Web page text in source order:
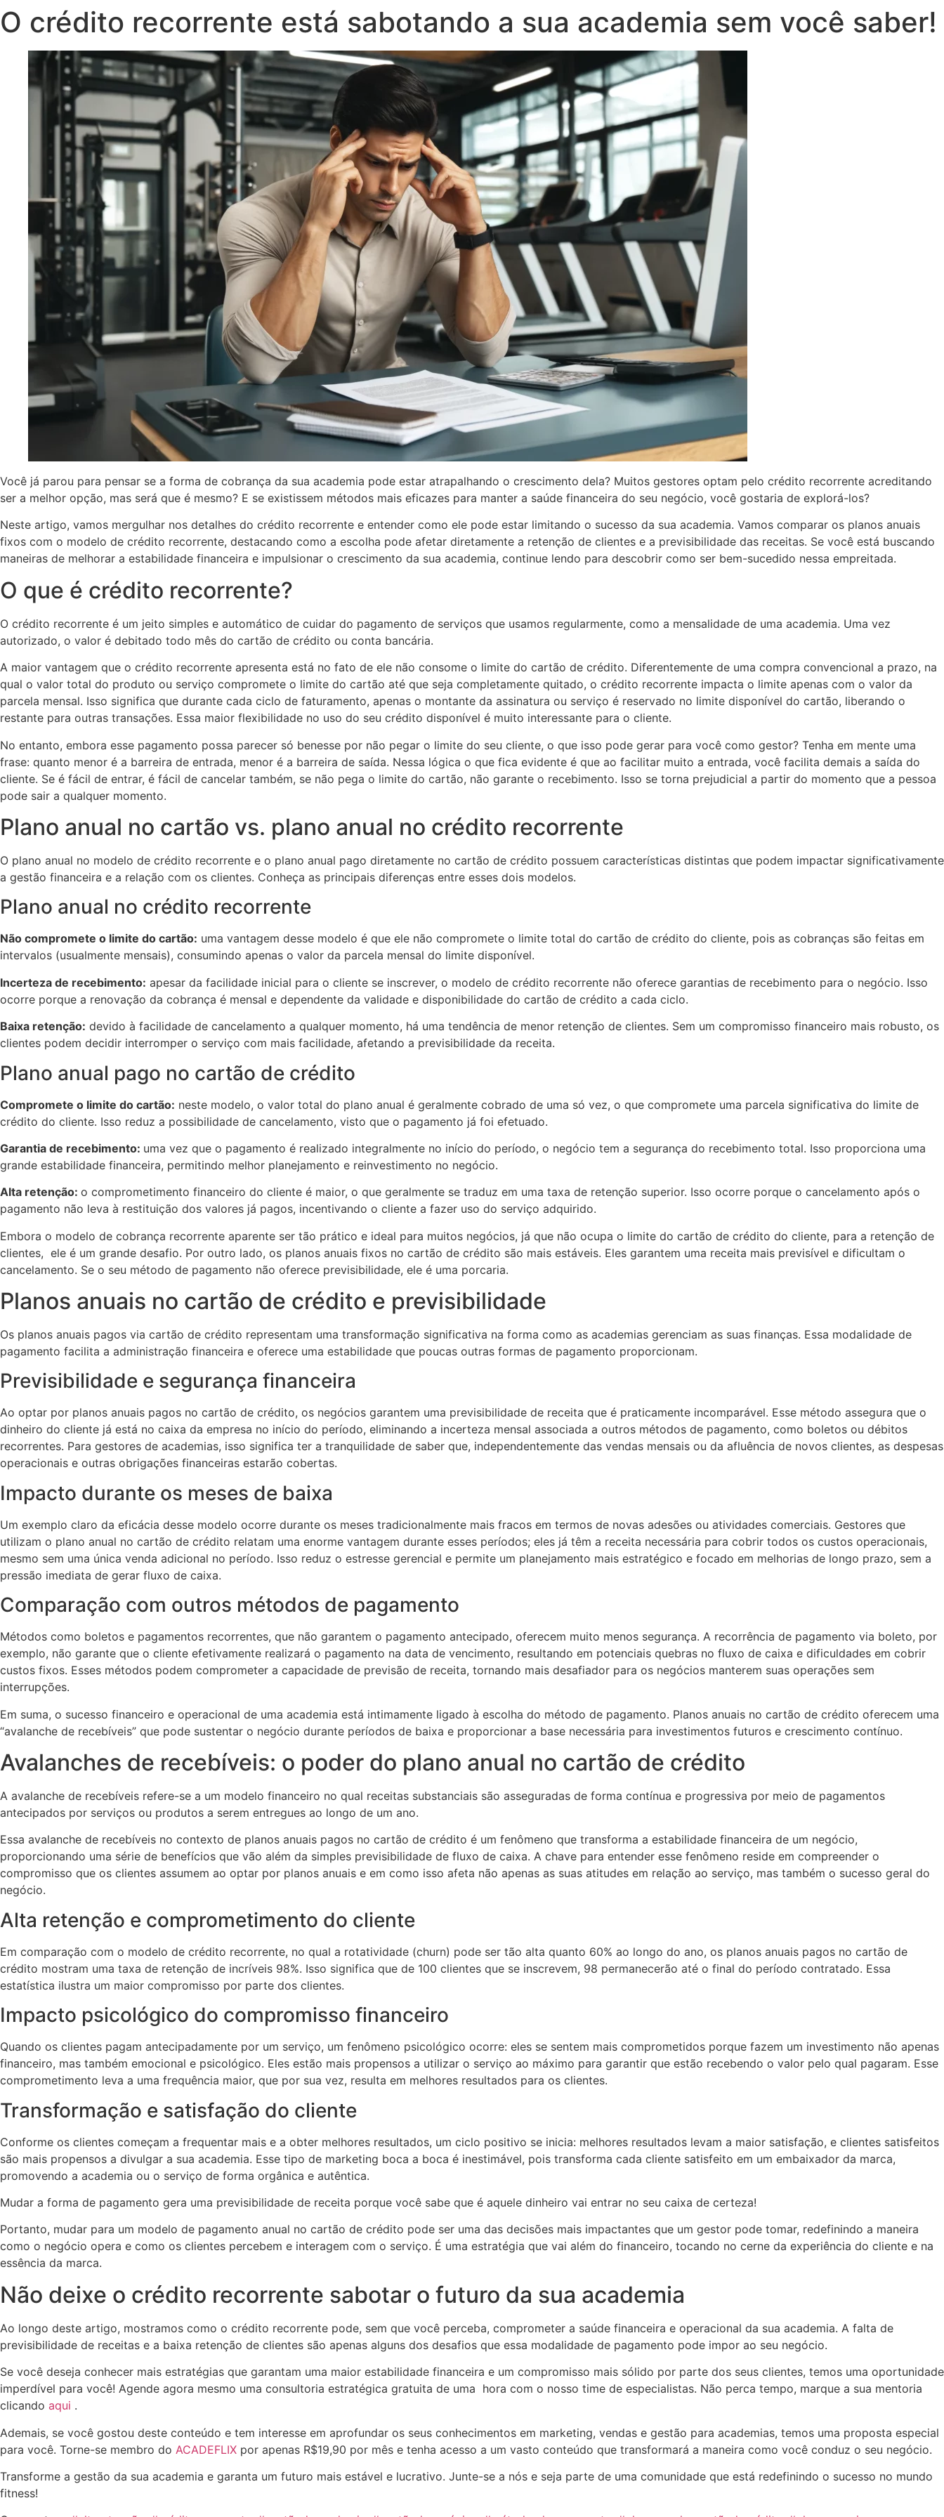
O crédito recorrente está sabotando a sua academia sem você saber!
Você já parou para pensar se a forma de cobrança da sua academia pode estar atrapalhando o crescimento dela? Muitos gestores optam pelo crédito recorrente acreditando
ser a melhor opção, mas será que é mesmo? E se existissem métodos mais eficazes para manter a saúde financeira do seu negócio, você gostaria de explorá-los?
Neste artigo, vamos mergulhar nos detalhes do crédito recorrente e entender como ele pode estar limitando o sucesso da sua academia. Vamos comparar os planos anuais
fixos com o modelo de crédito recorrente, destacando como a escolha pode afetar diretamente a retenção de clientes e a previsibilidade das receitas. Se você está buscando
maneiras de melhorar a estabilidade financeira e impulsionar o crescimento da sua academia, continue lendo para descobrir como ser bem-sucedido nessa empreitada.
O que é crédito recorrente?
O crédito recorrente é um jeito simples e automático de cuidar do pagamento de serviços que usamos regularmente, como a mensalidade de uma academia. Uma vez
autorizado, o valor é debitado todo mês do cartão de crédito ou conta bancária.
A maior vantagem que o crédito recorrente apresenta está no fato de ele não consome o limite do cartão de crédito. Diferentemente de uma compra convencional a prazo, na
qual o valor total do produto ou serviço compromete o limite do cartão até que seja completamente quitado, o crédito recorrente impacta o limite apenas com o valor da
parcela mensal. Isso significa que durante cada ciclo de faturamento, apenas o montante da assinatura ou serviço é reservado no limite disponível do cartão, liberando o
restante para outras transações. Essa maior flexibilidade no uso do seu crédito disponível é muito interessante para o cliente.
No entanto, embora esse pagamento possa parecer só benesse por não pegar o limite do seu cliente, o que isso pode gerar para você como gestor? Tenha em mente uma
frase: quanto menor é a barreira de entrada, menor é a barreira de saída. Nessa lógica o que fica evidente é que ao facilitar muito a entrada, você facilita demais a saída do
cliente. Se é fácil de entrar, é fácil de cancelar também, se não pega o limite do cartão, não garante o recebimento. Isso se torna prejudicial a partir do momento que a pessoa
pode sair a qualquer momento.
Plano anual no cartão vs. plano anual no crédito recorrente
O plano anual no modelo de crédito recorrente e o plano anual pago diretamente no cartão de crédito possuem características distintas que podem impactar significativamente
a gestão financeira e a relação com os clientes. Conheça as principais diferenças entre esses dois modelos.
Plano anual no crédito recorrente
Não compromete o limite do cartão: uma vantagem desse modelo é que ele não compromete o limite total do cartão de crédito do cliente, pois as cobranças são feitas em
intervalos (usualmente mensais), consumindo apenas o valor da parcela mensal do limite disponível.
Incerteza de recebimento: apesar da facilidade inicial para o cliente se inscrever, o modelo de crédito recorrente não oferece garantias de recebimento para o negócio. Isso
ocorre porque a renovação da cobrança é mensal e dependente da validade e disponibilidade do cartão de crédito a cada ciclo.
Baixa retenção: devido à facilidade de cancelamento a qualquer momento, há uma tendência de menor retenção de clientes. Sem um compromisso financeiro mais robusto, os
clientes podem decidir interromper o serviço com mais facilidade, afetando a previsibilidade da receita.
Plano anual pago no cartão de crédito
Compromete o limite do cartão: neste modelo, o valor total do plano anual é geralmente cobrado de uma só vez, o que compromete uma parcela significativa do limite de
crédito do cliente. Isso reduz a possibilidade de cancelamento, visto que o pagamento já foi efetuado.
Garantia de recebimento: uma vez que o pagamento é realizado integralmente no início do período, o negócio tem a segurança do recebimento total. Isso proporciona uma
grande estabilidade financeira, permitindo melhor planejamento e reinvestimento no negócio.
Alta retenção: o comprometimento financeiro do cliente é maior, o que geralmente se traduz em uma taxa de retenção superior. Isso ocorre porque o cancelamento após o
pagamento não leva à restituição dos valores já pagos, incentivando o cliente a fazer uso do serviço adquirido.
Embora o modelo de cobrança recorrente aparente ser tão prático e ideal para muitos negócios, já que não ocupa o limite do cartão de crédito do cliente, para a retenção de
clientes, ele é um grande desafio. Por outro lado, os planos anuais fixos no cartão de crédito são mais estáveis. Eles garantem uma receita mais previsível e dificultam o
cancelamento. Se o seu método de pagamento não oferece previsibilidade, ele é uma porcaria.
Planos anuais no cartão de crédito e previsibilidade
Os planos anuais pagos via cartão de crédito representam uma transformação significativa na forma como as academias gerenciam as suas finanças. Essa modalidade de
pagamento facilita a administração financeira e oferece uma estabilidade que poucas outras formas de pagamento proporcionam.
Previsibilidade e segurança financeira
Ao optar por planos anuais pagos no cartão de crédito, os negócios garantem uma previsibilidade de receita que é praticamente incomparável. Esse método assegura que o
dinheiro do cliente já está no caixa da empresa no início do período, eliminando a incerteza mensal associada a outros métodos de pagamento, como boletos ou débitos
recorrentes. Para gestores de academias, isso significa ter a tranquilidade de saber que, independentemente das vendas mensais ou da afluência de novos clientes, as despesas
operacionais e outras obrigações financeiras estarão cobertas.
Impacto durante os meses de baixa
Um exemplo claro da eficácia desse modelo ocorre durante os meses tradicionalmente mais fracos em termos de novas adesões ou atividades comerciais. Gestores que
utilizam o plano anual no cartão de crédito relatam uma enorme vantagem durante esses períodos; eles já têm a receita necessária para cobrir todos os custos operacionais,
mesmo sem uma única venda adicional no período. Isso reduz o estresse gerencial e permite um planejamento mais estratégico e focado em melhorias de longo prazo, sem a
pressão imediata de gerar fluxo de caixa.
Comparação com outros métodos de pagamento
Métodos como boletos e pagamentos recorrentes, que não garantem o pagamento antecipado, oferecem muito menos segurança. A recorrência de pagamento via boleto, por
exemplo, não garante que o cliente efetivamente realizará o pagamento na data de vencimento, resultando em potenciais quebras no fluxo de caixa e dificuldades em cobrir
custos fixos. Esses métodos podem comprometer a capacidade de previsão de receita, tornando mais desafiador para os negócios manterem suas operações sem
interrupções.
Em suma, o sucesso financeiro e operacional de uma academia está intimamente ligado à escolha do método de pagamento. Planos anuais no cartão de crédito oferecem uma
“avalanche de recebíveis” que pode sustentar o negócio durante períodos de baixa e proporcionar a base necessária para investimentos futuros e crescimento contínuo.
Avalanches de recebíveis: o poder do plano anual no cartão de crédito
A avalanche de recebíveis refere-se a um modelo financeiro no qual receitas substanciais são asseguradas de forma contínua e progressiva por meio de pagamentos
antecipados por serviços ou produtos a serem entregues ao longo de um ano.
Essa avalanche de recebíveis no contexto de planos anuais pagos no cartão de crédito é um fenômeno que transforma a estabilidade financeira de um negócio,
proporcionando uma série de benefícios que vão além da simples previsibilidade de fluxo de caixa. A chave para entender esse fenômeno reside em compreender o
compromisso que os clientes assumem ao optar por planos anuais e em como isso afeta não apenas as suas atitudes em relação ao serviço, mas também o sucesso geral do
negócio.
Alta retenção e comprometimento do cliente
Em comparação com o modelo de crédito recorrente, no qual a rotatividade (churn) pode ser tão alta quanto 60% ao longo do ano, os planos anuais pagos no cartão de
crédito mostram uma taxa de retenção de incríveis 98%. Isso significa que de 100 clientes que se inscrevem, 98 permanecerão até o final do período contratado. Essa
estatística ilustra um maior compromisso por parte dos clientes.
Impacto psicológico do compromisso financeiro
Quando os clientes pagam antecipadamente por um serviço, um fenômeno psicológico ocorre: eles se sentem mais comprometidos porque fazem um investimento não apenas
financeiro, mas também emocional e psicológico. Eles estão mais propensos a utilizar o serviço ao máximo para garantir que estão recebendo o valor pelo qual pagaram. Esse
comprometimento leva a uma frequência maior, que por sua vez, resulta em melhores resultados para os clientes.
Transformação e satisfação do cliente
Conforme os clientes começam a frequentar mais e a obter melhores resultados, um ciclo positivo se inicia: melhores resultados levam a maior satisfação, e clientes satisfeitos
são mais propensos a divulgar a sua academia. Esse tipo de marketing boca a boca é inestimável, pois transforma cada cliente satisfeito em um embaixador da marca,
promovendo a academia ou o serviço de forma orgânica e autêntica.
Mudar a forma de pagamento gera uma previsibilidade de receita porque você sabe que é aquele dinheiro vai entrar no seu caixa de certeza!
Portanto, mudar para um modelo de pagamento anual no cartão de crédito pode ser uma das decisões mais impactantes que um gestor pode tomar, redefinindo a maneira
como o negócio opera e como os clientes percebem e interagem com o serviço. É uma estratégia que vai além do financeiro, tocando no cerne da experiência do cliente e na
essência da marca.
Não deixe o crédito recorrente sabotar o futuro da sua academia
Ao longo deste artigo, mostramos como o crédito recorrente pode, sem que você perceba, comprometer a saúde financeira e operacional da sua academia. A falta de
previsibilidade de receitas e a baixa retenção de clientes são apenas alguns dos desafios que essa modalidade de pagamento pode impor ao seu negócio.
Se você deseja conhecer mais estratégias que garantam uma maior estabilidade financeira e um compromisso mais sólido por parte dos seus clientes, temos uma oportunidade
imperdível para você! Agende agora mesmo uma consultoria estratégica gratuita de uma hora com o nosso time de especialistas. Não perca tempo, marque a sua mentoria
clicando aqui .
Ademais, se você gostou deste conteúdo e tem interesse em aprofundar os seus conhecimentos em marketing, vendas e gestão para academias, temos uma proposta especial
para você. Torne-se membro do ACADEFLIX por apenas R$19,90 por mês e tenha acesso a um vasto conteúdo que transformará a maneira como você conduz o seu negócio.
Transforme a gestão da sua academia e garanta um futuro mais estável e lucrativo. Junte-se a nós e seja parte de uma comunidade que está redefinindo o sucesso no mundo
fitness!